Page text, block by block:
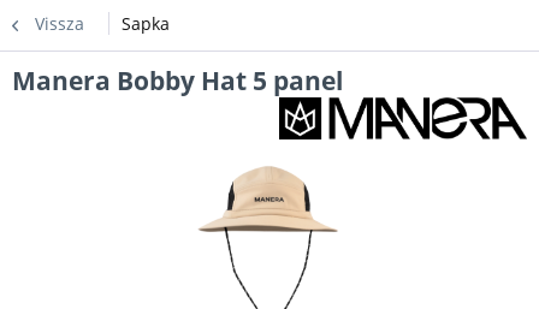
Vissza Sapka
Manera Bobby Hat 5 panel